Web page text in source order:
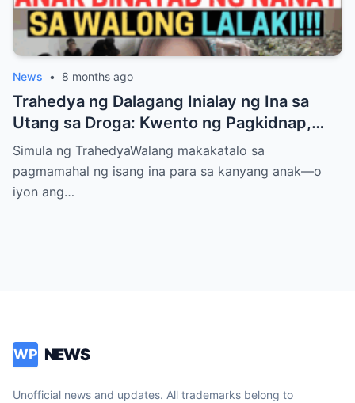
News • 8 months ago
Trahedya ng Dalagang Inialay ng Ina sa
Utang sa Droga: Kwento ng Pagkidnap,
Pananamantala, at Pagpatay kay Camille
Simula ng TrahedyaWalang makakatalo sa
pagmamahal ng isang ina para sa kanyang anak—o
iyon ang…
WP NEWS
Unofficial news and updates. All trademarks belong to